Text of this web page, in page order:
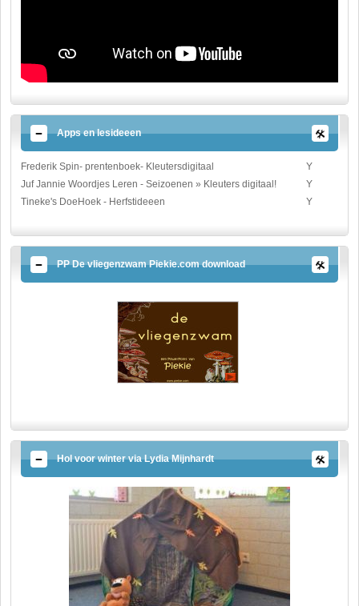
Apps en lesideeen
Frederik Spin- prentenboek- Kleutersdigitaal
Y
Juf Jannie Woordjes Leren - Seizoenen » Kleuters digitaal!
Y
Tineke's DoeHoek - Herfstideeen
Y
PP De vliegenzwam Piekie.com download
Hol voor winter via Lydia Mijnhardt